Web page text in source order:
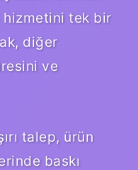
hizmetini tek bir
diğer
ve
talep, ürün
baskı